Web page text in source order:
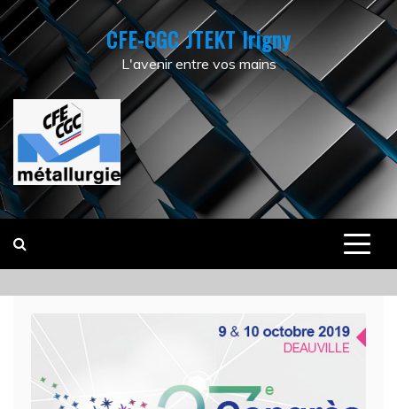
Skip
to
content
CFE-CGC JTEKT Irigny
L'avenir entre vos mains